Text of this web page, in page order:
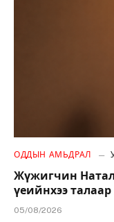
ОДДЫН АМЬДРАЛ
Жүжигчин
үеийнхээ
05/08/2026